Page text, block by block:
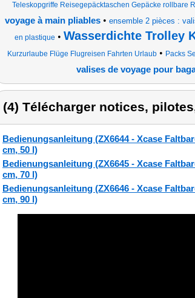
Teleskopgriffe Reisegepäcktaschen Gepäcke rollbare
voyage à main pliables• ensemble 2 pièces :
en plastique • Wasserdichte Trolley
Kurzurlaube Flüge Flugreisen Fahrten Urlaub• Packs
valises de voyage pour
(4) Télécharger notices,
Bedienungsanleitung (ZX6644 - Xcase
cm, 50 l)
Bedienungsanleitung (ZX6645 - Xcase
cm, 70 l)
Bedienungsanleitung (ZX6646 - Xcase
cm, 90 l)